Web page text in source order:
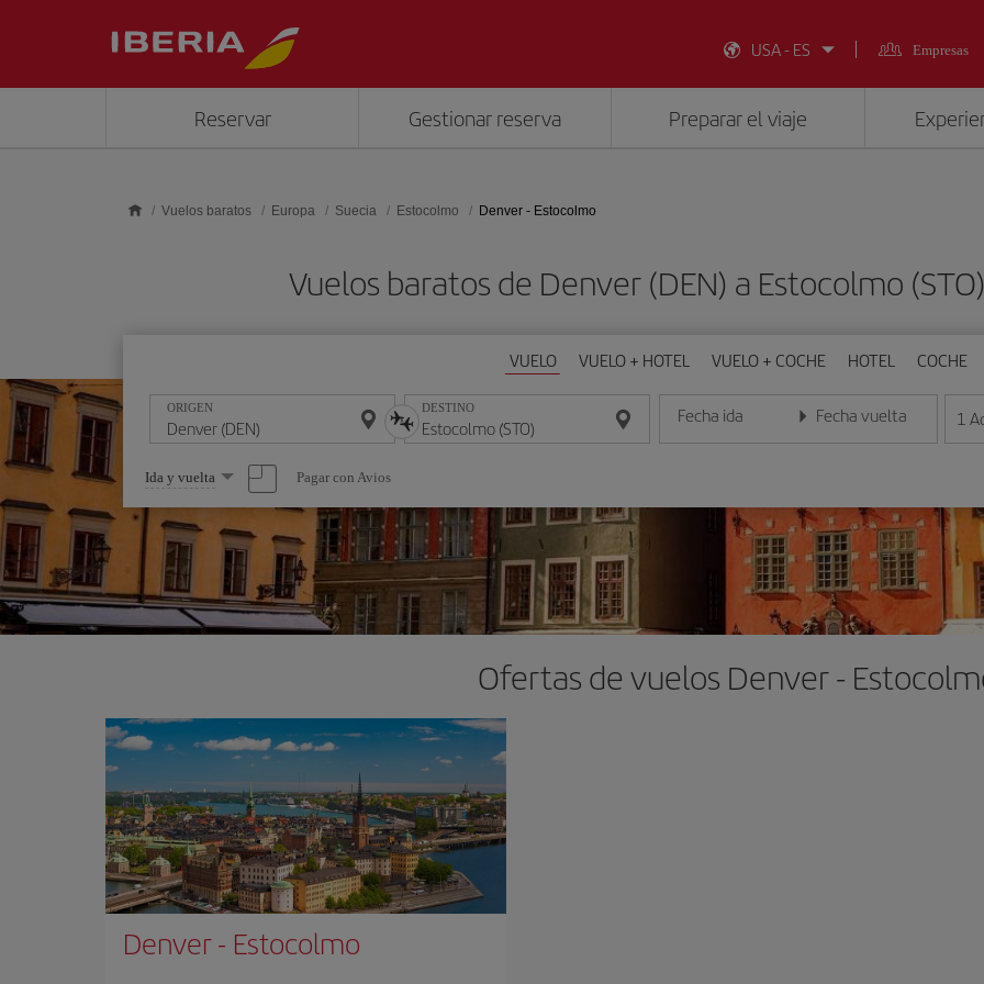
USA - ES
Empresas
Reservar Gestionar reserva Preparar el viaje
Vuelos baratos Europa Suecia Estocolmo Denver - Estocolmo
Vuelos baratos de Denver (DEN) a Estocolmo
VUELO VUELO + HOTEL VUELO + COCHE HOTEL COCHE
ORIGEN DESTINO Fecha ida
Introduce la fecha en formato día/mes/año
Fecha vuelta
Introduce la fecha en 1
Seleccione
una
opción
Ida y vuelta Pagar con Avios
Ofertas de vuelos Denver -
Denver- Estocolmo